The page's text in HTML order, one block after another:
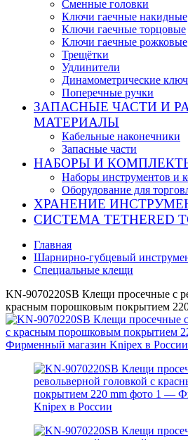
Сменные головки
Ключи гаечные накидные
Ключи гаечные торцовые
Ключи гаечные рожковые
Трещётки
Удлинители
Динамометрические
Поперечные ручки
ЗАПАСНЫЕ ЧАСТИ И
МАТЕРИАЛЫ
Кабельные наконечники
Запасные части
НАБОРЫ И
Наборы инструментов и
Оборудование для
ХРАНЕНИЕ
СИСТЕМА TETHERED
Главная
Шарнирно-губцевый
Специальные клещи
KN-9070220SB Клещи просечные с
красным порошковым покрытием